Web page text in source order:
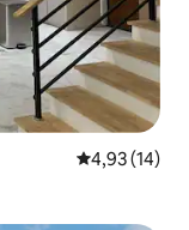
Note
4,93 (14)